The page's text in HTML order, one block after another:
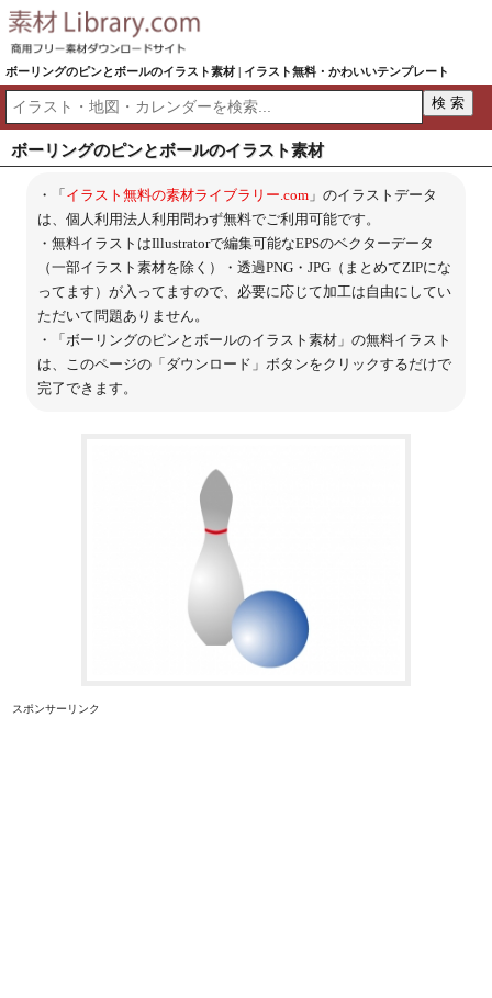
ボーリングのピンとボールのイラスト素材 | イラスト無料・かわいいテンプレート
ボーリングのピンとボールのイラスト素材
・「イラスト無料の素材ライブラリー.com」のイラストデータ
は、個人利用法人利用問わず無料でご利用可能です。
・無料イラストはIllustratorで編集可能なEPSのベクターデータ
（一部イラスト素材を除く）・透過PNG・JPG（まとめてZIPにな
ってます）が入ってますので、必要に応じて加工は自由にしてい
ただいて問題ありません。
・「ボーリングのピンとボールのイラスト素材」の無料イラスト
は、このページの「ダウンロード」ボタンをクリックするだけで
完了できます。
スポンサーリンク